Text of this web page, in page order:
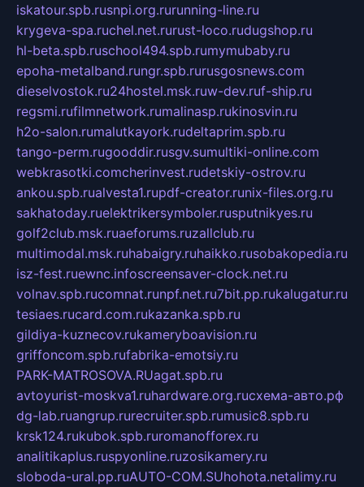
iskatour.spb.rusnpi.org.rurunning-line.ru
krygeva-spa.ruchel.net.rurust-loco.rudugshop.ru
hl-beta.spb.ruschool494.spb.rumymubaby.ru
epoha-metalband.rungr.spb.rurusgosnews.com
dieselvostok.ru24hostel.msk.ruw-dev.ruf-ship.ru
regsmi.rufilmnetwork.rumalinasp.rukinosvin.ru
h2o-salon.rumalutkayork.rudeltaprim.spb.ru
tango-perm.rugooddir.rusgv.sumultiki-online.com
webkrasotki.comcherinvest.rudetskiy-ostrov.ru
ankou.spb.rualvesta1.rupdf-creator.runix-files.org.ru
sakhatoday.ruelektrikersymboler.rusputnikyes.ru
golf2club.msk.ruaeforums.ruzallclub.ru
multimodal.msk.ruhabaigry.ruhaikko.rusobakopedia.ru
isz-fest.ruewnc.infoscreensaver-clock.net.ru
volnav.spb.rucomnat.runpf.net.ru7bit.pp.rukalugatur.ru
tesiaes.rucard.com.rukazanka.spb.ru
gildiya-kuznecov.rukameryboavision.ru
griffoncom.spb.rufabrika-emotsiy.ru
PARK-MATROSOVA.RUagat.spb.ru
avtoyurist-moskva1.ruhardware.org.ruсхема-авто.рф
dg-lab.ruangrup.rurecruiter.spb.rumusic8.spb.ru
krsk124.rukubok.spb.ruromanofforex.ru
analitikaplus.ruspyonline.ruzosikamery.ru
sloboda-ural.pp.ruAUTO-COM.SUhohota.netalimy.ru